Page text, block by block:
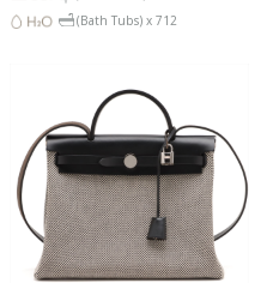
(Bath Tubs) x 712